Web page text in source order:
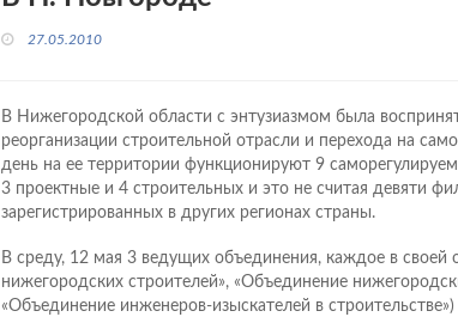
27.05.2010
В Нижегородской области с энтузиазмом была
реорганизации строительной отрасли и перехода на
день на ее территории функционируют 9
3 проектные и 4 строительных и это не считая девяти
зарегистрированных в других регионах страны.
В среду, 12 мая 3 ведущих объединения, каждое в
нижегородских строителей», «Объединение
«Объединение инженеров-изыскателей в